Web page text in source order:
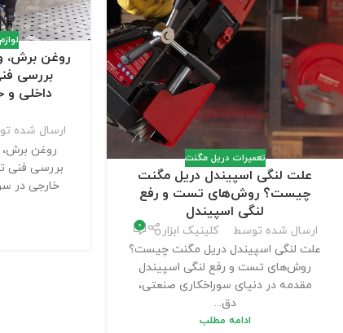
تعمیرات دریل مگنت
علت لنگی اسپیندل دریل مگنت
چیست؟ روش‌های تست و رفع
لنگی اسپیندل
ارسال شده توسط کلینیک ابزار 0
علت لنگی اسپیندل دریل مگنت چیست؟
روش‌های تست و رفع لنگی اسپیندل
مقدمه در دنیای سوراخکاری صنعتی،
دق...
ادامه مطلب
روغن برش،
بررسی
داخلی و
ارسال شده
روغن
بررسی فنی
خارجی در